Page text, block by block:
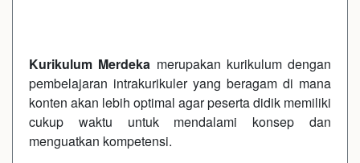
Kurikulum Merdeka merupakan kurikulum dengan
pembelajaran intrakurikuler yang beragam di mana
konten akan lebih optimal agar peserta didik memiliki
cukup waktu untuk mendalami konsep dan
menguatkan kompetensi.